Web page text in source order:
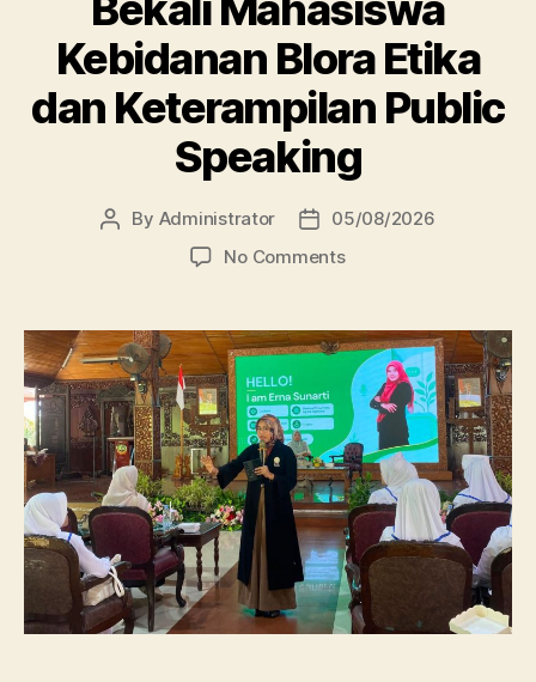
Kebidanan Blora Etika
dan Keterampilan Public
Speaking
Post
By Administrator
Post
date
05/08/2026
No Commentson
Unissula
Bekali
Mahasiswa
Kebidanan
Blora
Etika
dan
Keterampilan
Public
Speaking